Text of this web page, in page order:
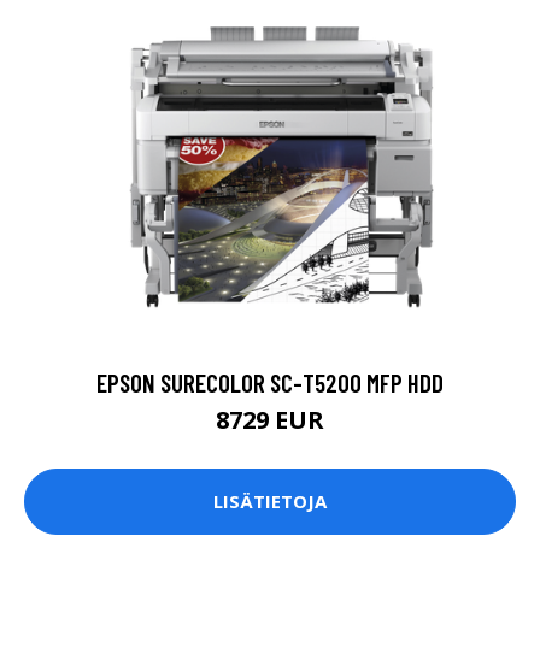
EPSON SURECOLOR SC-T5200 MFP HDD
8729 EUR
LISÄTIETOJA